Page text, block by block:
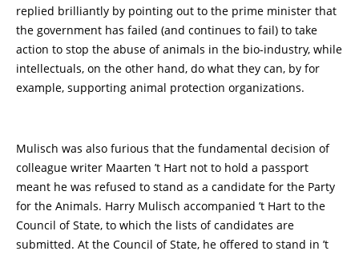
replied brilliantly by pointing out to the prime minister that
the government has failed (and continues to fail) to take
action to stop the abuse of animals in the bio-industry, while
intellectuals, on the other hand, do what they can, by for
example, supporting animal protection organizations.
Mulisch was also furious that the fundamental decision of
colleague writer Maarten ’t Hart not to hold a passport
meant he was refused to stand as a candidate for the Party
for the Animals. Harry Mulisch accompanied ’t Hart to the
Council of State, to which the lists of candidates are
submitted. At the Council of State, he offered to stand in ’t